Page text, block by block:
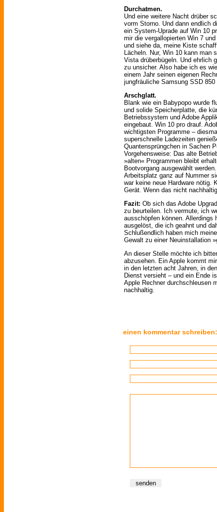
Durchatmen.
Und eine weitere Nacht drüber
vorm Storno. Und dann endlich
ein System-Uprade auf Win 10
mir die vergallopierten Win 7
und siehe da, meine Kiste
Lächeln. Nur, Win 10 kann man
Vista drüberbügeln. Und ehrlich
zu unsicher. Also habe ich es
einem Jahr seinen eigenen
jungfräuliche Samsung SSD
Arschglatt.
Blank wie ein Babypopo wurde
und solide Speicherplatte, die
Betriebssystem und Adobe
eingebaut. Win 10 pro drauf.
wichtigsten Programme –
superschnelle Ladezeiten
Quantensprüngchen in Sachen
Vorgehensweise: Das alte
»alten« Programmen bleibt
Bootvorgang ausgewählt
Arbeitsplatz ganz auf Nummer
war keine neue Hardware nötig.
Gerät. Wenn das nicht
Fazit: Ob sich das Adobe
zu beurteilen. Ich vermute, ich
ausschöpfen können. Allerdings
ausgelöst, die ich geahnt und
Schlußendlich haben mich
Gewalt zu einer Neuinstallation
An dieser Stelle möchte ich
abzusehen. Ein Apple kommt
in den letzten acht Jahren, in
Dienst versieht – und ein Ende
Apple Rechner durchschleusen
nachhaltig.
einen kommentar schreiben: